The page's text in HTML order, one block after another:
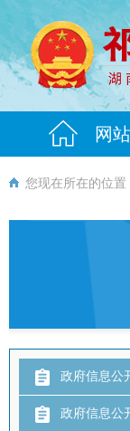
网
您现在所在的位置
政府信息公
政府信息公